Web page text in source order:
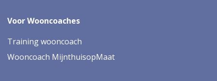
Voor Wooncoaches
Training wooncoach
Wooncoach MijnthuisopMaat